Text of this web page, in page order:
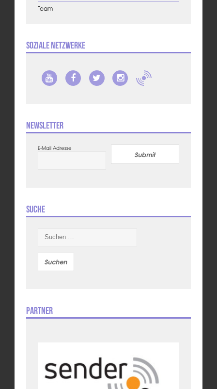
Team
Soziale Netzwerke
Newsletter
E-Mail Adresse
Submit
Suche
nach:
Partner